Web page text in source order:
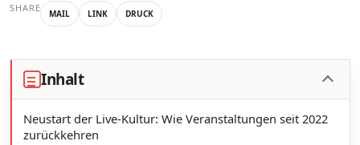
SHARE MAIL LINK DRUCK
Inhalt
Neustart der Live-Kultur: Wie Veranstaltungen seit 2022
zurückkehren